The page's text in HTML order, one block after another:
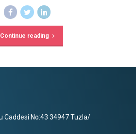
Continue reading
Caddesi No:43 34947 Tuzla/